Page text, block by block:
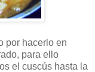
por hacerlo en
para ello
el cuscús hasta la